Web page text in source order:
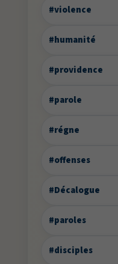
#violence
#humanité
#providence
#parole
#régne
#offenses
#Décalogue
#paroles
#disciples